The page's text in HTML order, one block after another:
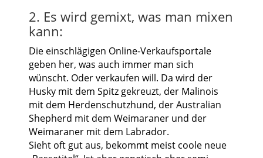
2. Es wird gemixt, was man mixen
kann:
Die einschlägigen Online-Verkaufsportale
geben her, was auch immer man sich
wünscht. Oder verkaufen will. Da wird der
Husky mit dem Spitz gekreuzt, der Malinois
mit dem Herdenschutzhund, der Australian
Shepherd mit dem Weimaraner und der
Weimaraner mit dem Labrador.
Sieht oft gut aus, bekommt meist coole neue